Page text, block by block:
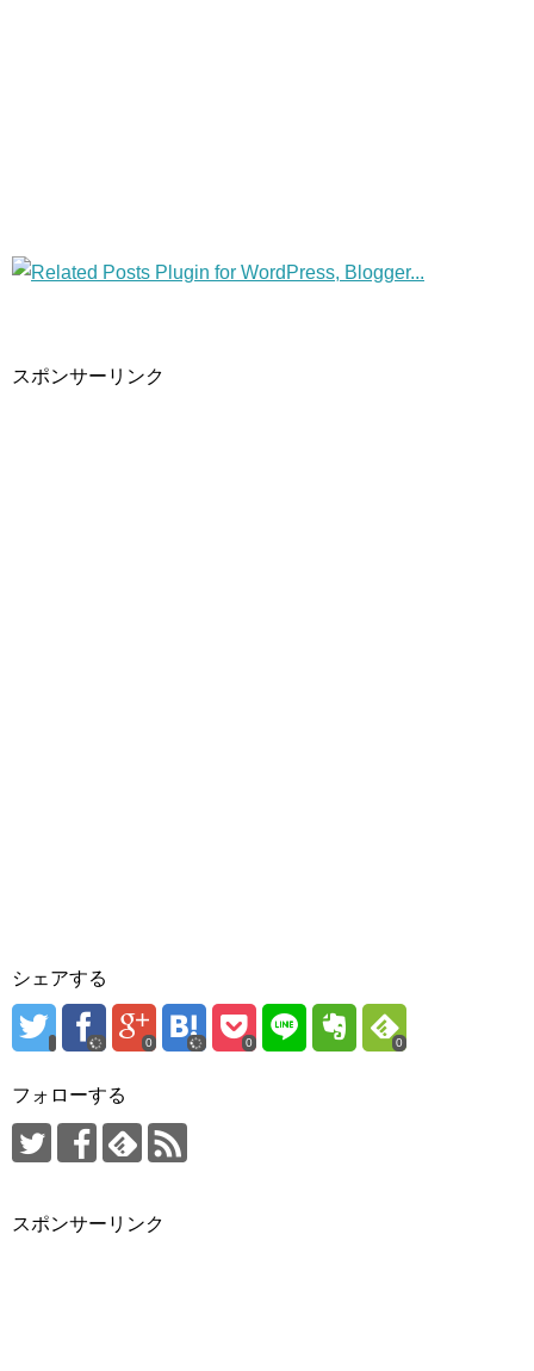
スポンサーリンク
シェアする
0 0 0
フォローする
スポンサーリンク